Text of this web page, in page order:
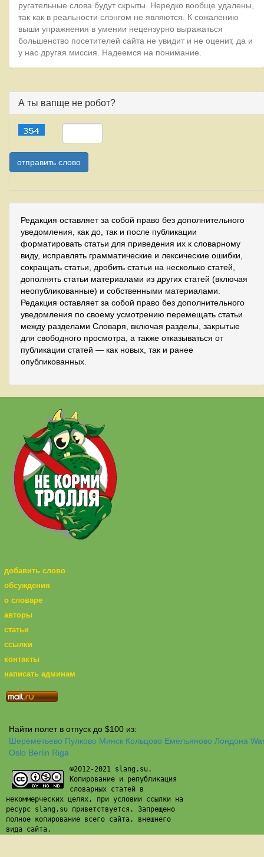
ругательные слова будут скрыты. Нередко вообще удалены,
так как в реальности слэнгом не являются. К сожалению
выши упражнения в умении нецензурно выражаться
большенство посетителей сайта не увидит и не оценит, да и
у нас другая миссия. Надеемся на понимание.
А ты вапще не робот?
Редакция оставляет за собой право без дополнительного
уведомления, как до, так и после публикации
форматировать статьи для приведения их к словарному
виду, исправлять грамматические и лексические ошибки,
сокращать статьи, дробить статьи на несколько статей,
дополнять статьи материалами из других статей (включая
неопубликованные) и собственными материалами.
Редакция оставляет за собой право без дополнительного
уведомления по своему усмотрению перемещать статьи
между разделами Словаря, включая разделы, закрытые
для свободного просмотра, а также отказываться от
публикации статей — как новых, так и ранее
опубликованных.
добавить слово
обсуждения
о словаре
авторы
статьи
ссылки
контакты
написать админам
Найти полет в отпуск до $100 из:
Шереметьево Пулково Минск Кольцово Емельяново Лондона
Oslo Berlin Riga
©2012-2021 slang.su.
Копирование и републикация
словарных статей в
некоммерческих целях, при условии ссылки на
ресурс slang.su приветствуется. Запрещено
полное копирование всего сайта, внешнего
вида сайта.